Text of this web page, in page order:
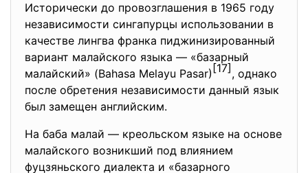
Исторически до провозглашения в 1965 году
независимости сингапурцы использовании в
качестве лингва франка пиджинизированный
вариант малайского языка — «базарный
малайский» (Bahasa Melayu Pasar) [17] , однако
после обретения независимости данный язык
был замещен английским.
На баба малай — креольском языке на основе
малайского возникший под влиянием
фуцзяньского диалекта и «базарного